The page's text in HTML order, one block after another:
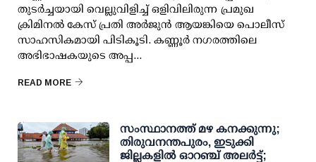
തുടര്‍ച്ചയായി വെല്ലുവിളിച്ച് ഒളിവിലിരുന്ന പ്രമുഖ
ക്രിമിനല്‍ കേസ് പ്രതി അര്‍ജുന്‍ ആയങ്കിയെ പൊലീസ്
സാഹസികമായി പിടികൂടി. കണ്ണൂര്‍ നഗരത്തിലെ
അഭിഭാഷകയുടെ അപ്പ...
READ MORE
സംസ്ഥാനത്ത് മഴ കനക്കുന്നു;
തിരുവനന്തപുരം, ഇടുക്കി
ജില്ലകളിൽ ഓറഞ്ച് അലർട്ട്;